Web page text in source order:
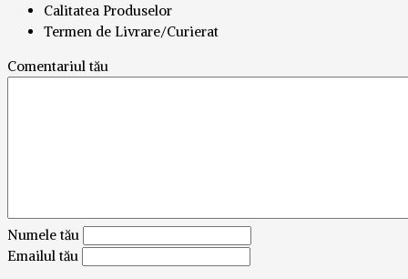
Calitatea Produselor
Termen de Livrare/Curierat
Comentariul tău
Numele tău
Emailul tău